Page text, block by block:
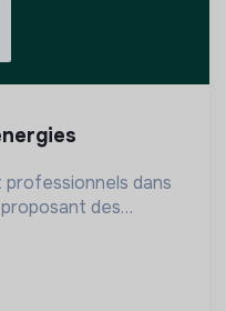
dans
des
la consommation
et diminuer les